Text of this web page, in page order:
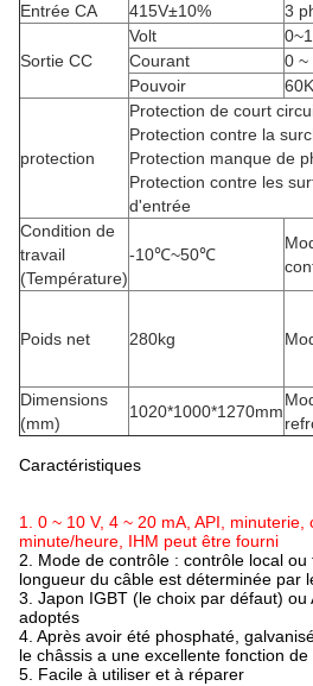
Entrée CA
415V±10% 3
Sortie CC
Volt
Courant
0 ~
Pouvoir
protection
Protection de court
Protection contre la
Protection manque de
Protection contre les
d'entrée
Condition de
travail
(Température)
-10℃~50℃
Poids net 280kg
Dimensions
(mm)
1020*1000*1270mm
Caractéristiques
1. 0 ~ 10 V, 4 ~ 20 mA, API, minuterie,
minute/heure, IHM peut être fourni
2. Mode de contrôle : contrôle local
longueur du câble est déterminée par
3. Japon IGBT (le choix par défaut) ou
adoptés
4. Après avoir été phosphaté,
le châssis a une excellente fonction
5. Facile à utiliser et à réparer